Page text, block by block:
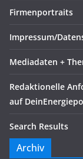
Firmenportraits
Impressum/
Mediadaten +
Redaktionelle
auf
Search Results
Archiv